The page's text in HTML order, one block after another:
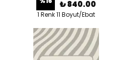
₺ 840.00
1 Renk 11 Boyut/Ebat